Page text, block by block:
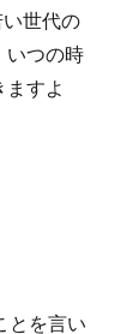
世代の
いつの時
すよ
を言い